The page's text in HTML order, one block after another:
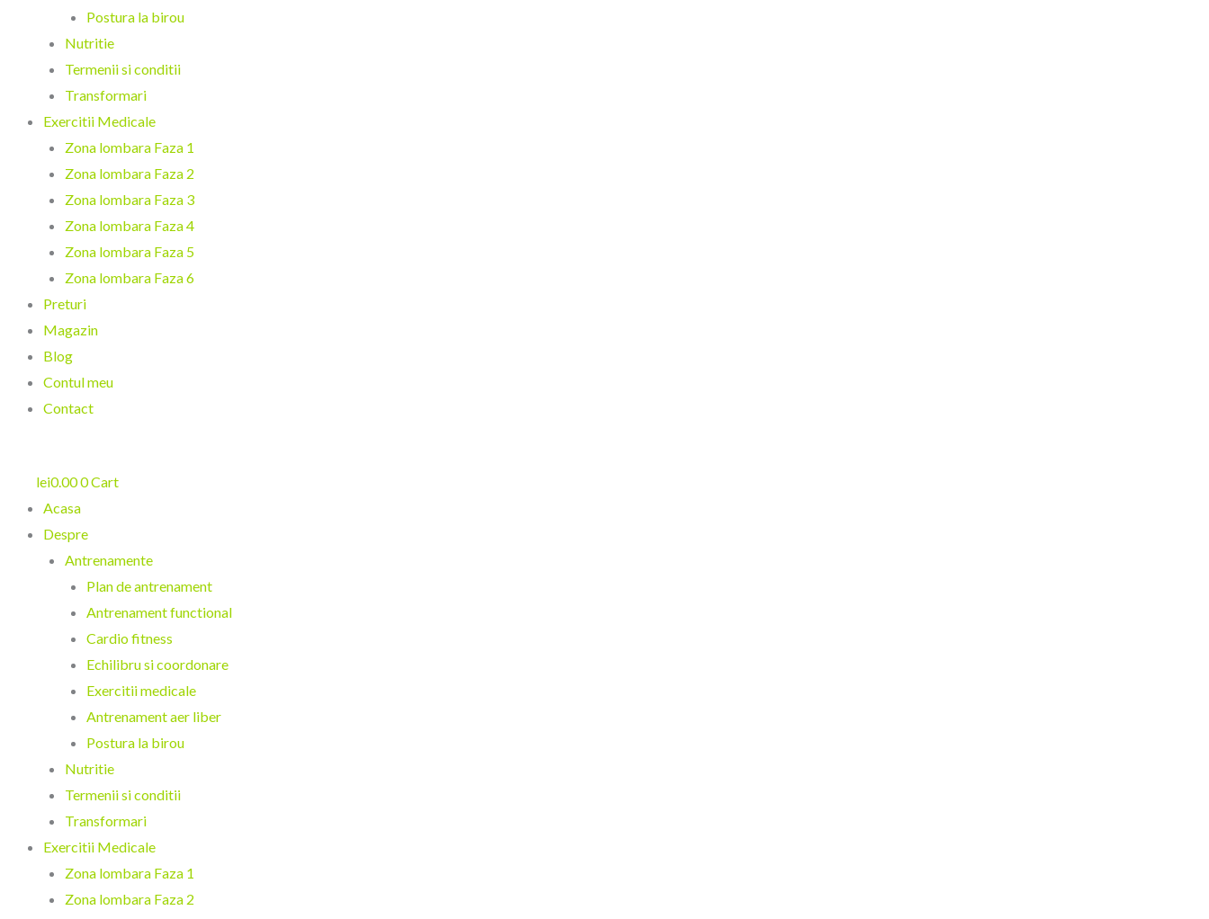
Postura la birou
Nutritie
Termenii si conditii
Transformari
Exercitii Medicale
Zona lombara Faza 1
Zona lombara Faza 2
Zona lombara Faza 3
Zona lombara Faza 4
Zona lombara Faza 5
Zona lombara Faza 6
Preturi
Magazin
Blog
Contul meu
Contact
lei0.000Cart
Acasa
Despre
Antrenamente
Plan de antrenament
Antrenament functional
Cardio fitness
Echilibru si coordonare
Exercitii medicale
Antrenament aer liber
Postura la birou
Nutritie
Termenii si conditii
Transformari
Exercitii Medicale
Zona lombara Faza 1
Zona lombara Faza 2